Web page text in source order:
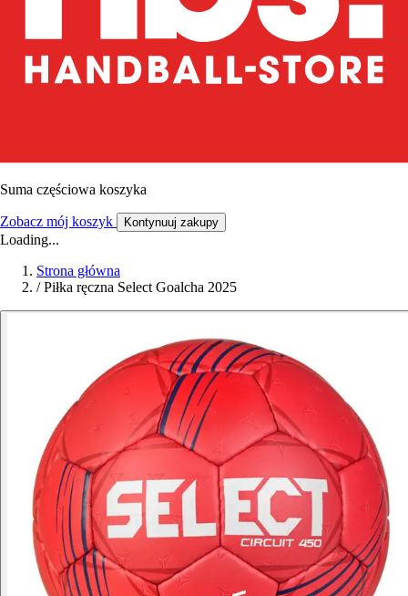
Suma częściowa koszyka
Zobacz mój koszyk Kontynuuj zakupy
Loading...
Strona główna
/ Piłka ręczna Select Goalcha 2025